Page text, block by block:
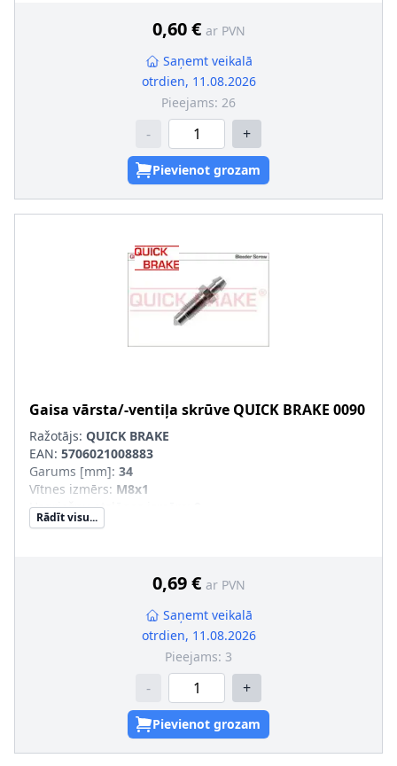
0,60 € ar PVN
Saņemt veikalā
otrdien, 11.08.2026
Pieejams: 26
- +
Pievienot grozam
Gaisa vārsta/-ventiļa skrūve QUICK BRAKE 0090
Ražotājs: QUICK BRAKE
EAN: 5706021008883
Garums [mm]: 34
Vītnes izmērs: M8x1
Uzgriežņu atslēgas izmērs
Vītnes veids:
Rādīt visu...
0,69 € ar PVN
Saņemt veikalā
otrdien, 11.08.2026
Pieejams: 3
- +
Pievienot grozam